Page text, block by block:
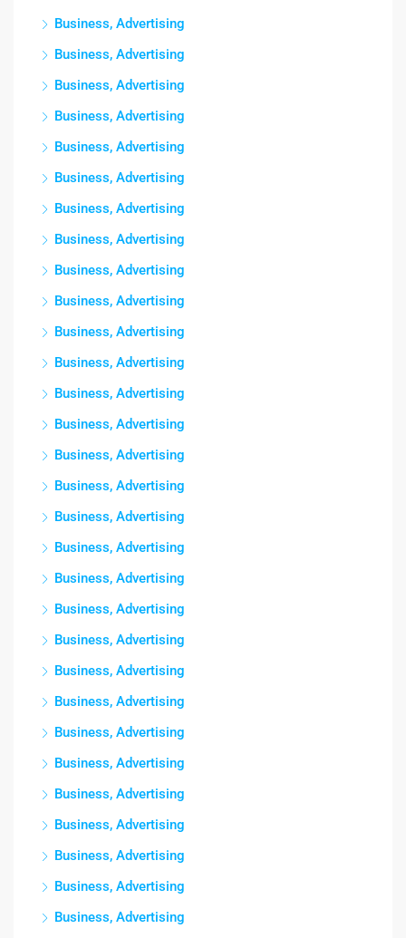
Business, Advertising
Business, Advertising
Business, Advertising
Business, Advertising
Business, Advertising
Business, Advertising
Business, Advertising
Business, Advertising
Business, Advertising
Business, Advertising
Business, Advertising
Business, Advertising
Business, Advertising
Business, Advertising
Business, Advertising
Business, Advertising
Business, Advertising
Business, Advertising
Business, Advertising
Business, Advertising
Business, Advertising
Business, Advertising
Business, Advertising
Business, Advertising
Business, Advertising
Business, Advertising
Business, Advertising
Business, Advertising
Business, Advertising
Business, Advertising